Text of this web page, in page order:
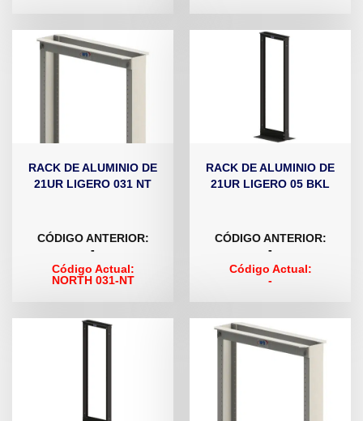
RACK DE ALUMINIO DE
21UR LIGERO 031 NT
CÓDIGO ANTERIOR:
-
Código Actual:
NORTH 031-NT
RACK DE ALUMINIO DE
21UR LIGERO 05 BKL
CÓDIGO ANTERIOR:
-
Código Actual:
-